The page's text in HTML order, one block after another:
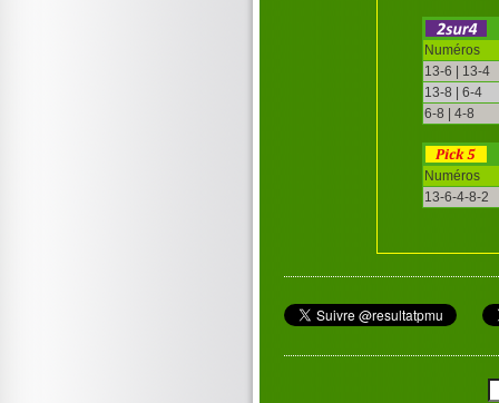
Numéros
13-6 | 13-4
13-8 | 6-4
6-8 | 4-8
Numéros
13-6-4-8-2